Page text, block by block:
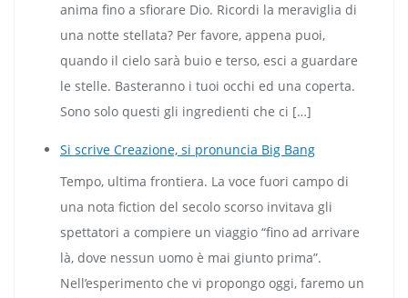
anima fino a sfiorare Dio. Ricordi la meraviglia di
una notte stellata? Per favore, appena puoi,
quando il cielo sarà buio e terso, esci a guardare
le stelle. Basteranno i tuoi occhi ed una coperta.
Sono solo questi gli ingredienti che ci […]
Si scrive Creazione, si pronuncia Big Bang
Tempo, ultima frontiera. La voce fuori campo di
una nota fiction del secolo scorso invitava gli
spettatori a compiere un viaggio “fino ad arrivare
là, dove nessun uomo è mai giunto prima”.
Nell’esperimento che vi propongo oggi, faremo un